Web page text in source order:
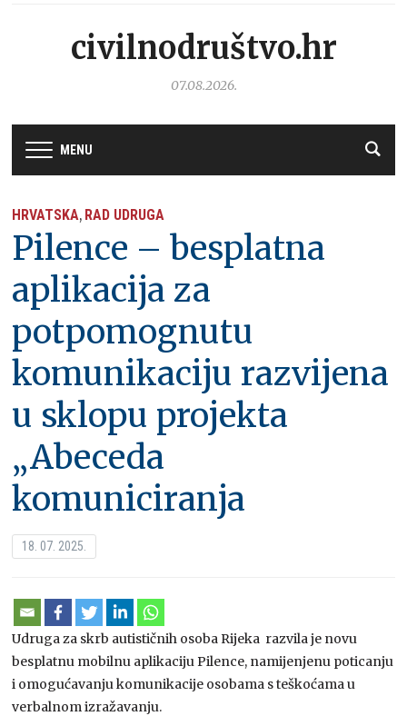
civilnodruštvo.hr
07.08.2026.
MENU
HRVATSKA, RAD UDRUGA
Pilence – besplatna
aplikacija za
potpomognutu
komunikaciju razvijena
u sklopu projekta
„Abeceda
komuniciranja
18. 07. 2025.
Udruga za skrb autističnih osoba Rijeka razvila je novu
besplatnu mobilnu aplikaciju Pilence, namijenjenu poticanju
i omogućavanju komunikacije osobama s teškoćama u
verbalnom izražavanju.